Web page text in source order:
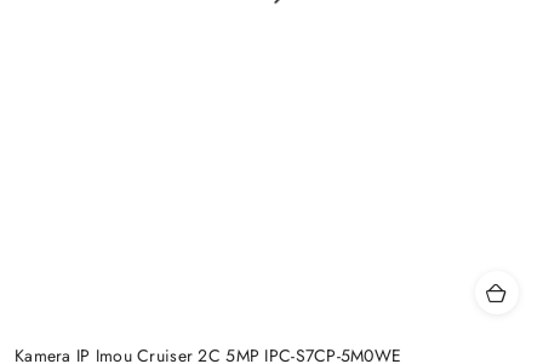
Kamera IP Imou Cruiser 2C 5MP IPC-S7CP-5M0WE